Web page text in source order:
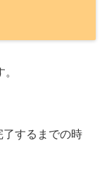
了するまでの時